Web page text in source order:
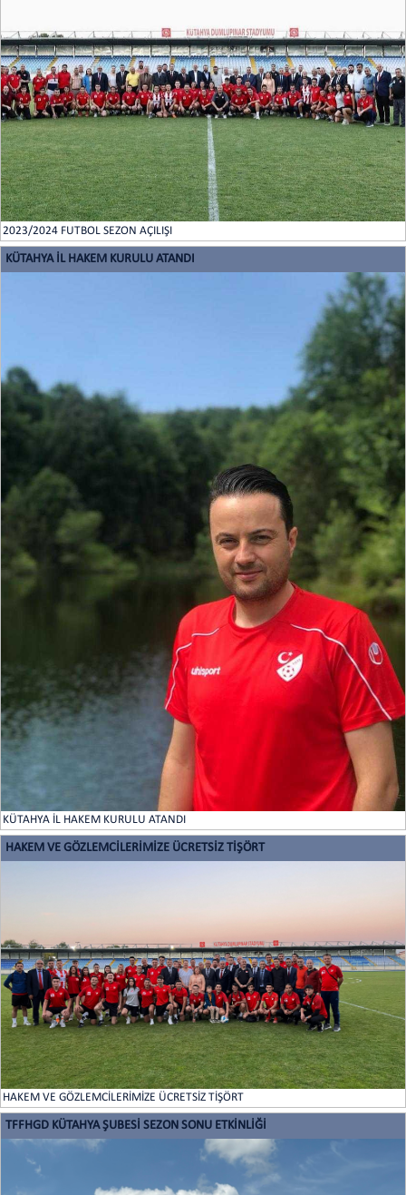
2023/2024 FUTBOL SEZON AÇILIŞI
KÜTAHYA İL HAKEM KURULU ATANDI
KÜTAHYA İL HAKEM KURULU ATANDI
HAKEM VE GÖZLEMCİLERİMİZE ÜCRETSİZ TİŞÖRT
HAKEM VE GÖZLEMCİLERİMİZE ÜCRETSİZ TİŞÖRT
TFFHGD KÜTAHYA ŞUBESİ SEZON SONU ETKİNLİĞİ